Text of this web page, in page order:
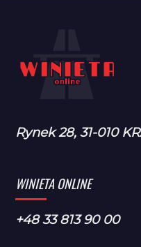
Rynek 28, 31-010
WINIETA ONLINE
+48 33 813 90 00